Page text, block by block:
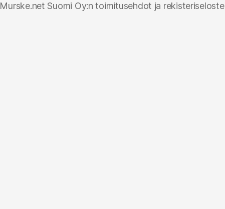
Murske.net Suomi Oy:n toimitusehdot ja rekisteriseloste